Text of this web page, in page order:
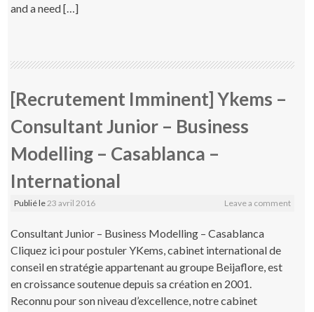
and a need […]
[Recrutement Imminent] Ykems –
Consultant Junior – Business
Modelling – Casablanca –
International
Publié le 23 avril 2016 Leave a comment
Consultant Junior – Business Modelling – Casablanca
Cliquez ici pour postuler YKems, cabinet international de
conseil en stratégie appartenant au groupe Beijaflore, est
en croissance soutenue depuis sa création en 2001.
Reconnu pour son niveau d’excellence, notre cabinet